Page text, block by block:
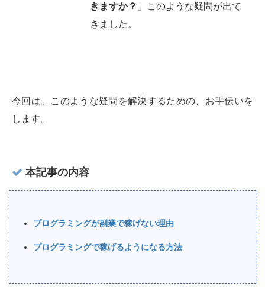
きますか？ 」このような疑問が出て
きました。
今回は、このような疑問を解決するための、お手伝いを
します。
本記事の内容
プログラミングが副業で稼げない理由
プログラミングで稼げるようになる方法